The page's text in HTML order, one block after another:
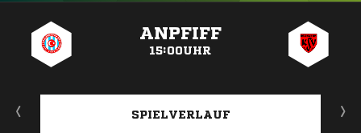
ANPFIFF
15:00UHR
SPIELVERLAUF